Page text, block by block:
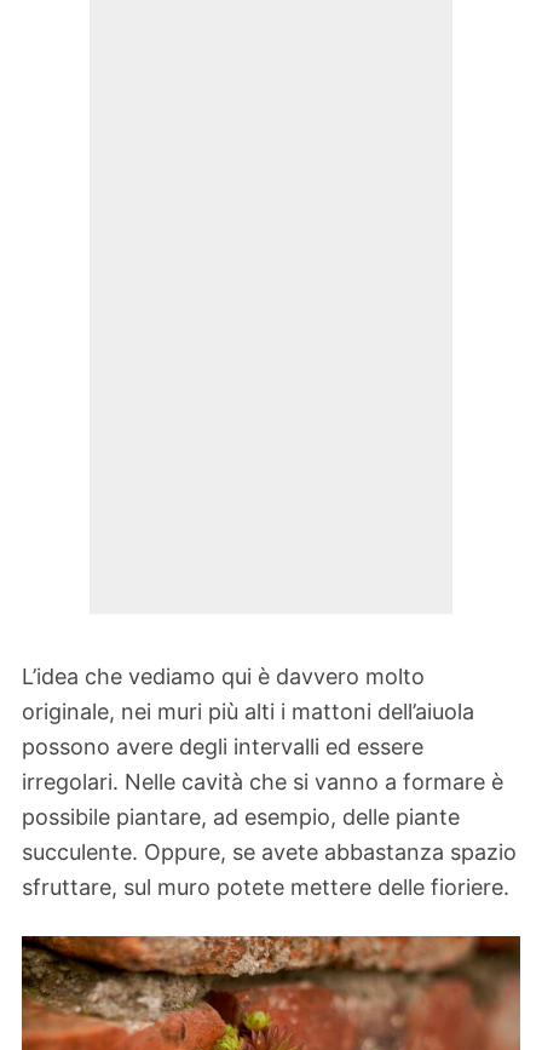
L’idea che vediamo qui è davvero molto
originale, nei muri più alti i mattoni dell’aiuola
possono avere degli intervalli ed essere
irregolari. Nelle cavità che si vanno a formare è
possibile piantare, ad esempio, delle piante
succulente. Oppure, se avete abbastanza spazio
sfruttare, sul muro potete mettere delle fioriere.